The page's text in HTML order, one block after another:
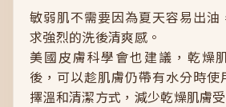
敏弱肌不需要因為夏天容易出
求強烈的洗後清爽感。
美國皮膚科學會也建議，乾燥
後，可以趁肌膚仍帶有水分時
擇溫和清潔方式，減少乾燥肌膚